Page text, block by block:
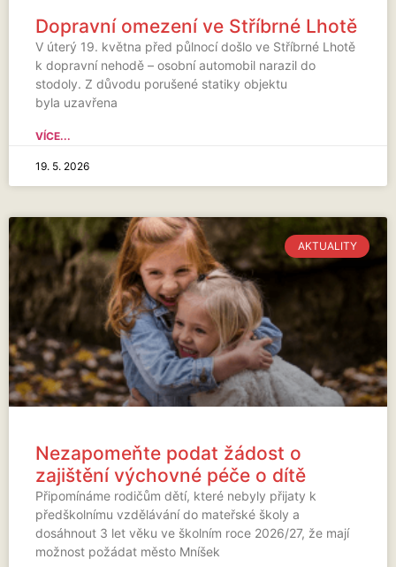
Dopravní omezení ve Stříbrné Lhotě
V úterý 19. května před půlnocí došlo ve Stříbrné Lhotě
k dopravní nehodě – osobní automobil narazil do
stodoly. Z důvodu porušené statiky objektu
byla uzavřena
VÍCE...
19. 5. 2026
AKTUALITY
Nezapomeňte podat žádost o
zajištění výchovné péče o dítě
Připomínáme rodičům dětí, které nebyly přijaty k
předškolnímu vzdělávání do mateřské školy a
dosáhnout 3 let věku ve školním roce 2026/27, že mají
možnost požádat město Mníšek